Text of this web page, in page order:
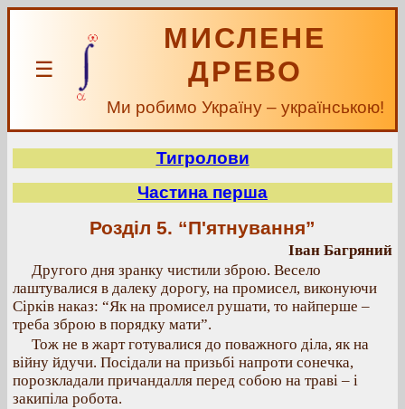
☰
МИСЛЕНЕ
ДРЕВО
Ми робимо Україну – українською!
Тигролови
Частина перша
Розділ 5. “П'ятнування”
Іван Багряний
Другого дня зранку чистили зброю. Весело
лаштувалися в далеку дорогу, на промисел, виконуючи
Сірків наказ: “Як на промисел рушати, то найперше –
треба зброю в порядку мати”.
Тож не в жарт готувалися до поважного діла, як на
війну йдучи. Посідали на призьбі напроти сонечка,
порозкладали причандалля перед собою на траві – і
закипіла робота.